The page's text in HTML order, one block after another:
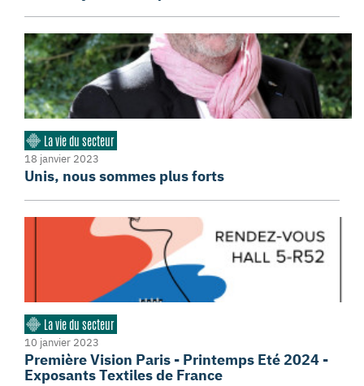
La vie du secteur
18 janvier 2023
Unis, nous sommes plus forts
La vie du secteur
10 janvier 2023
Première Vision Paris - Printemps Eté 2024 -
Exposants Textiles de France